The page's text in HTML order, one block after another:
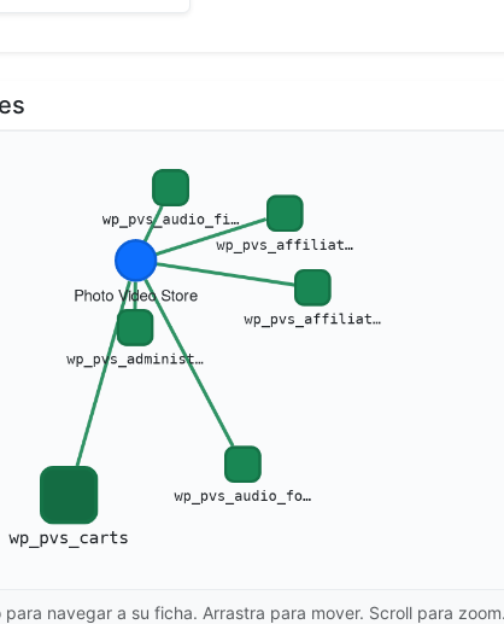
navegar a su ficha. Arrastra para mover. Scroll para zoom.